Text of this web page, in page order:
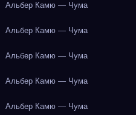
Альбер Камю — Чума
Альбер Камю — Чума
Альбер Камю — Чума
Альбер Камю — Чума
Альбер Камю — Чума